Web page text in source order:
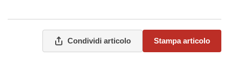
Condividi articolo Stampa articolo